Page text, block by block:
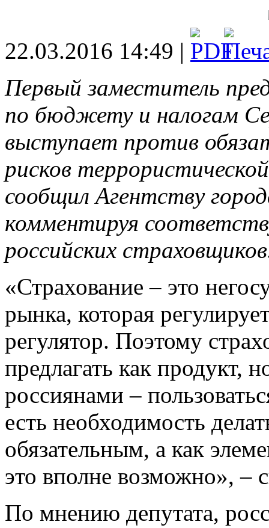
22.03.2016 14:49 |
Первый заместитель
по бюджету и налогам
выступает против
рисков
сообщил Агентству
комментируя
российских
«Страхование – это
рынка, которая
регулятор. Поэтому
предлагать как продукт,
россиянами –
есть необходимость
обязательным, а как
это вполне возможно», –
По мнению депутата,